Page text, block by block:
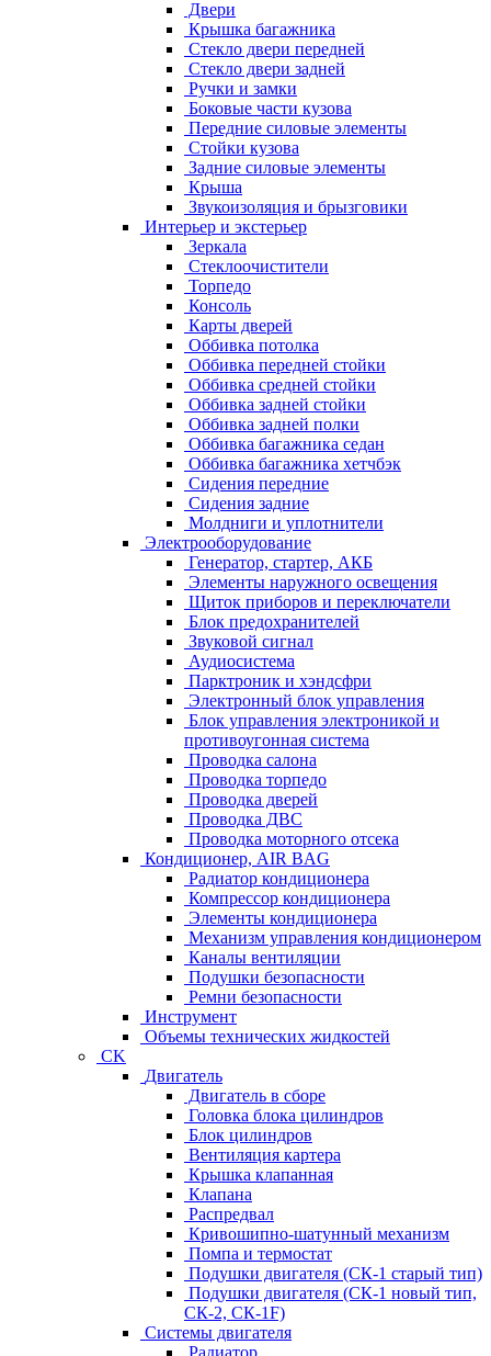
Двери
Крышка багажника
Стекло двери передней
Стекло двери задней
Ручки и замки
Боковые части кузова
Передние силовые элементы
Стойки кузова
Задние силовые элементы
Крыша
Звукоизоляция и брызговики
Интерьер и экстерьер
Зеркала
Стеклоочистители
Торпедо
Консоль
Карты дверей
Оббивка потолка
Оббивка передней стойки
Оббивка средней стойки
Оббивка задней стойки
Оббивка задней полки
Оббивка багажника седан
Оббивка багажника хетчбэк
Сидения передние
Сидения задние
Молдниги и уплотнители
Электрооборудование
Генератор, стартер, АКБ
Элементы наружного освещения
Щиток приборов и переключатели
Блок предохранителей
Звуковой сигнал
Аудиосистема
Парктроник и хэндсфри
Электронный блок управления
Блок управления электроникой и
противоугонная система
Проводка салона
Проводка торпедо
Проводка дверей
Проводка ДВС
Проводка моторного отсека
Кондиционер, AIR BAG
Радиатор кондиционера
Компрессор кондиционера
Элементы кондиционера
Механизм управления кондиционером
Каналы вентиляции
Подушки безопасности
Ремни безопасности
Инструмент
Объемы технических жидкостей
CK
Двигатель
Двигатель в сборе
Головка блока цилиндров
Блок цилиндров
Вентиляция картера
Крышка клапанная
Клапана
Распредвал
Кривошипно-шатунный механизм
Помпа и термостат
Подушки двигателя (СК-1 старый тип)
Подушки двигателя (СК-1 новый тип,
СК-2, СК-1F)
Системы двигателя
Радиатор